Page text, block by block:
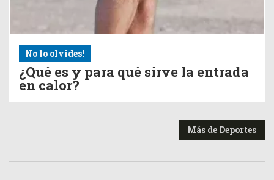
No lo olvides!
¿Qué es y para qué sirve la entrada
en calor?
Más de Deportes